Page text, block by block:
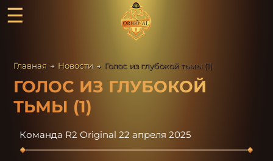
☰
Главная → Новости → Голос из глубокой тьмы (1)
ГОЛОС ИЗ ГЛУБОКОЙ
ТЬМЫ (1)
Команда R2 Original22 апреля 2025